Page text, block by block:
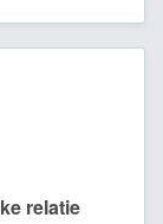
relatie